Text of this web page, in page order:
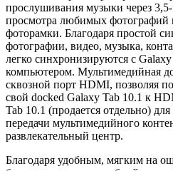
прослушивания музыки через
просмотра любимых фотографий
фоторамки. Благодаря простой
фотографии, видео, музыка,
легко синхронизируются с
компьютером. Мультимедийная
сквозной порт HDMI, позволяя
свой docked Galaxy Tab 10.1 к
Tab 10.1 (продается отдельно)
передачи мультимедийного
развлекательный центр.
Благодаря удобным, мягким на